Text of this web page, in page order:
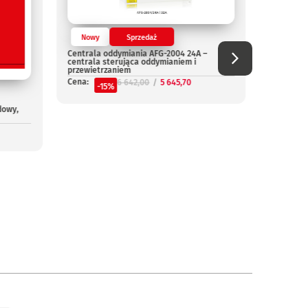
Nowy Sprzedaż
Centrala oddymiania AFG-2004 24A –
centrala sterująca oddymianiem i
przewietrzaniem
Cena:
-15% 6 642,00 5 645,70